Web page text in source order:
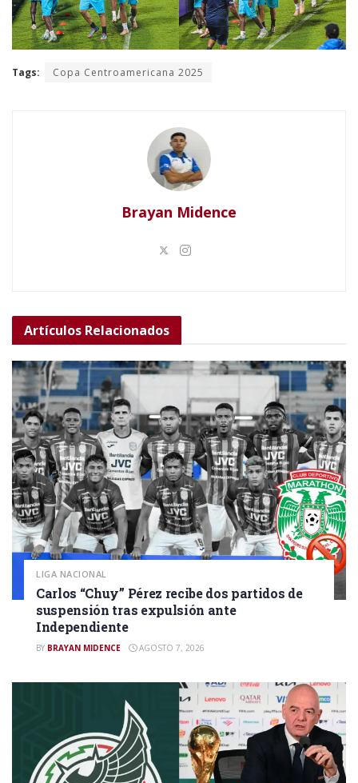
Tags: Copa Centroamericana 2025
Brayan Midence
Artículos Relacionados
LIGA NACIONAL
Carlos “Chuy” Pérez recibe dos partidos de
suspensión tras expulsión ante
Independiente
BY BRAYAN MIDENCE AGOSTO 7, 2026